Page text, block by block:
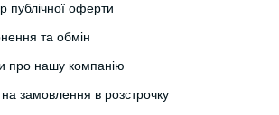
публічної оферти
та обмін
про нашу компанію
замовлення в розстрочку